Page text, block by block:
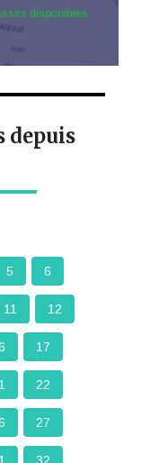
disponibles
depuis
5 6
11 12
17
22
27